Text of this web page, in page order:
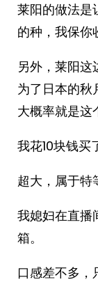
莱阳的做法是
的种，我保你
另外，莱阳这
为了日本的秋
大概率就是这
我花10块钱买
超大，属于特
我媳妇在直播
箱。
口感差不多，